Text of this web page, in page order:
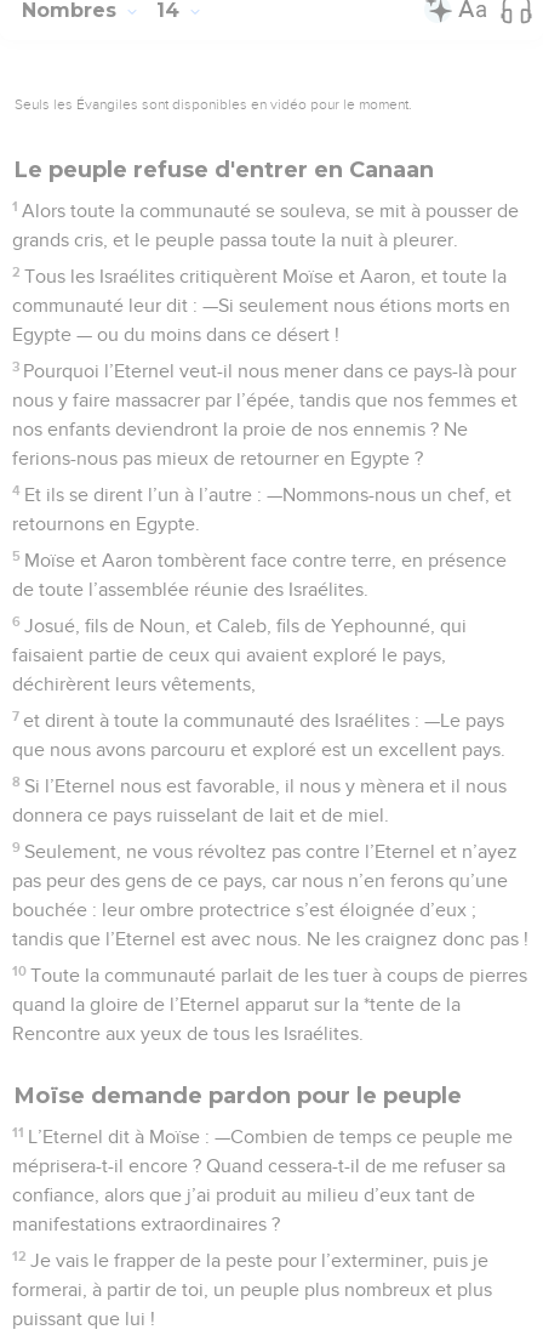
Nombres 14
Seuls les Évangiles sont disponibles en vidéo pour le moment.
Le peuple refuse d'entrer en Canaan
1 Alors toute la communauté se souleva, se mit à pousser de
grands cris, et le peuple passa toute la nuit à pleurer.
2 Tous les Israélites critiquèrent Moïse et Aaron, et toute la
communauté leur dit : —Si seulement nous étions morts en
Egypte — ou du moins dans ce désert !
3 Pourquoi l’Eternel veut-il nous mener dans ce pays-là pour
nous y faire massacrer par l’épée, tandis que nos femmes et
nos enfants deviendront la proie de nos ennemis ? Ne
ferions-nous pas mieux de retourner en Egypte ?
4 Et ils se dirent l’un à l’autre : —Nommons-nous un chef, et
retournons en Egypte.
5 Moïse et Aaron tombèrent face contre terre, en présence
de toute l’assemblée réunie des Israélites.
6 Josué, fils de Noun, et Caleb, fils de Yephounné, qui
faisaient partie de ceux qui avaient exploré le pays,
déchirèrent leurs vêtements,
7 et dirent à toute la communauté des Israélites : —Le pays
que nous avons parcouru et exploré est un excellent pays.
8 Si l’Eternel nous est favorable, il nous y mènera et il nous
donnera ce pays ruisselant de lait et de miel.
9 Seulement, ne vous révoltez pas contre l’Eternel et n’ayez
pas peur des gens de ce pays, car nous n’en ferons qu’une
bouchée : leur ombre protectrice s’est éloignée d’eux ;
tandis que l’Eternel est avec nous. Ne les craignez donc pas !
10 Toute la communauté parlait de les tuer à coups de pierres
quand la gloire de l’Eternel apparut sur la *tente de la
Rencontre aux yeux de tous les Israélites.
Moïse demande pardon pour le peuple
11 L’Eternel dit à Moïse : —Combien de temps ce peuple me
méprisera-t-il encore ? Quand cessera-t-il de me refuser sa
confiance, alors que j’ai produit au milieu d’eux tant de
manifestations extraordinaires ?
12 Je vais le frapper de la peste pour l’exterminer, puis je
formerai, à partir de toi, un peuple plus nombreux et plus
puissant que lui !